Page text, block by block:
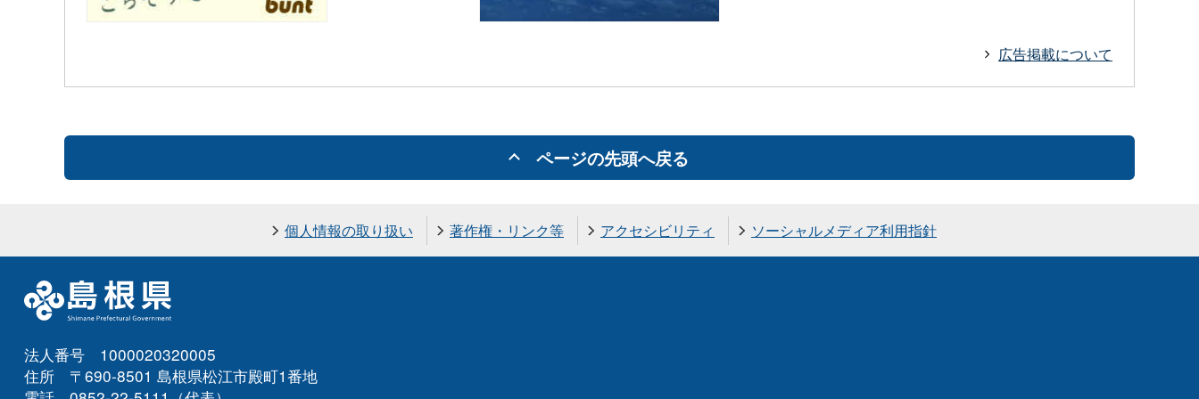
広告掲載について
ページの先頭へ戻る
個人情報の取り扱い 著作権・リンク等 アクセシビリティ ソーシャルメディア利用指針
法人番号 1000020320005
住所 〒690-8501 島根県松江市殿町1番地